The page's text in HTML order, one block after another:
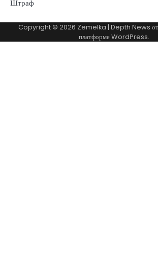
Штраф
Copyright © 2026 Zemelka | Depth News от
платформеWordPress.